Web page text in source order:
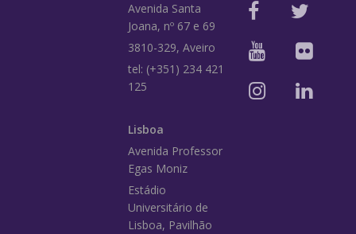
Avenida Santa
Joana, nº 67 e 69
3810-329, Aveiro
tel: (+351) 234 421
125
Lisboa
Avenida Professor
Egas Moniz
Estádio
Universitário de
Lisboa, Pavilhão